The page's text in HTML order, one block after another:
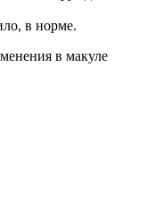
в норме.
в макуле